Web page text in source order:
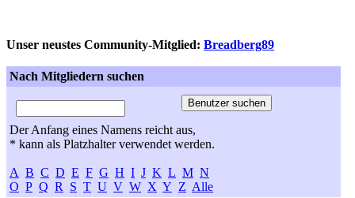
Unser neustes Community-Mitglied: Breadberg89
Nach Mitgliedern suchen
Der Anfang eines Namens reicht aus,
* kann als Platzhalter verwendet werden.
A B C D E F G H I J K L M N
O P Q R S T U V W X Y Z Alle